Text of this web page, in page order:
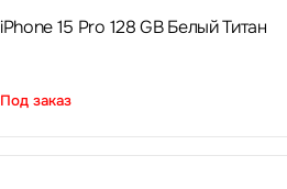
iPhone 15 Pro 128 GB Белый Титан
Под заказ